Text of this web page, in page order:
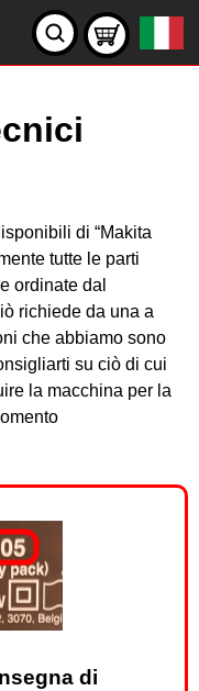
di “Makita
tutte le parti
ordinate dal
richiede da una a
che abbiamo sono
su ciò di cui
la macchina per la
di